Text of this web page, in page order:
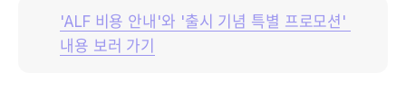
'ALF 비용 안내'와 '출시 기념 특별 프로모션'
내용 보러 가기